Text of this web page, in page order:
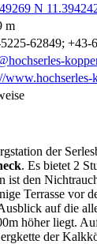
N
m
62849; +43-
www.hochserles-
der
. Es bietet 2
ist den
Terrasse vor
auf die
höher liegt.
der